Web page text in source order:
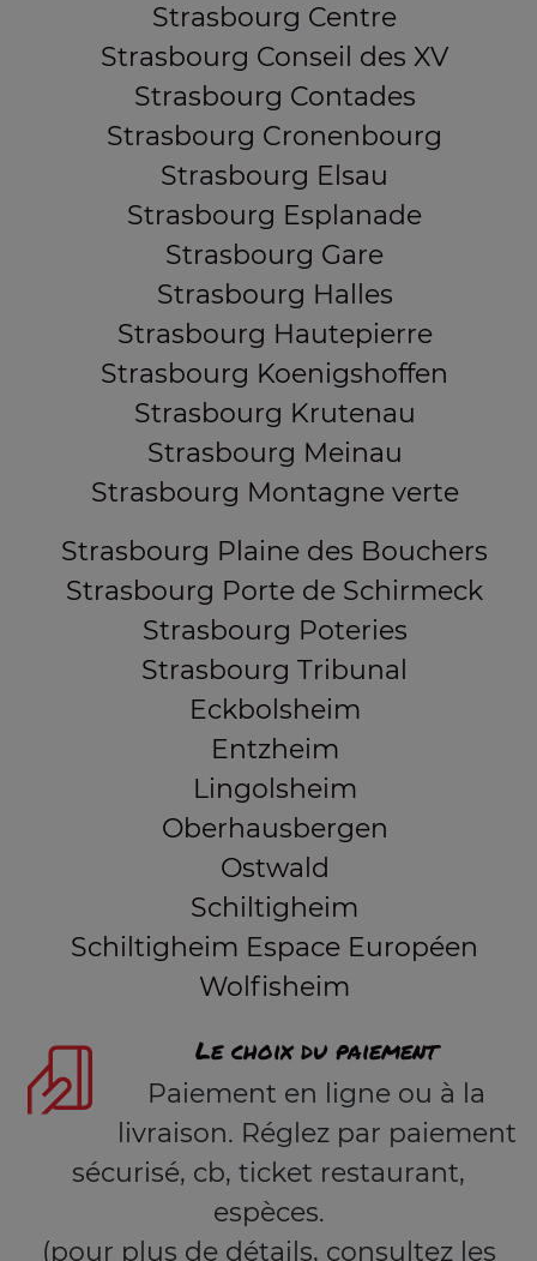
Strasbourg Centre
Strasbourg Conseil des XV
Strasbourg Contades
Strasbourg Cronenbourg
Strasbourg Elsau
Strasbourg Esplanade
Strasbourg Gare
Strasbourg Halles
Strasbourg Hautepierre
Strasbourg Koenigshoffen
Strasbourg Krutenau
Strasbourg Meinau
Strasbourg Montagne verte
Strasbourg Plaine des Bouchers
Strasbourg Porte de Schirmeck
Strasbourg Poteries
Strasbourg Tribunal
Eckbolsheim
Entzheim
Lingolsheim
Oberhausbergen
Ostwald
Schiltigheim
Schiltigheim Espace Européen
Wolfisheim
Le choix du paiement
Paiement en ligne ou à la
livraison. Réglez par paiement
sécurisé, cb, ticket restaurant,
espèces.
(pour plus de détails, consultez les